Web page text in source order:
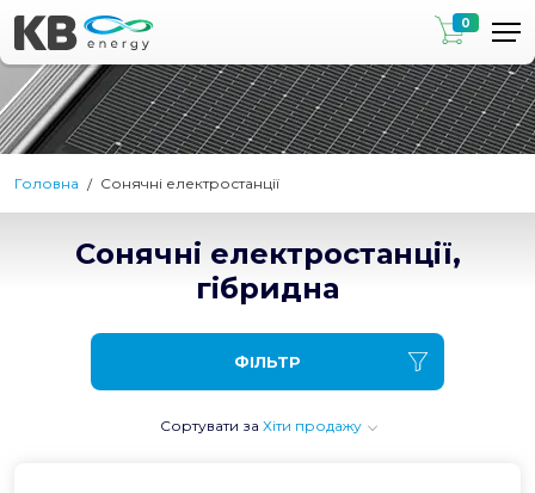
0
Головна Сонячні електростанції
Сонячні електростанції,
гібридна
ФІЛЬТР
Сортувати за Хіти продажу